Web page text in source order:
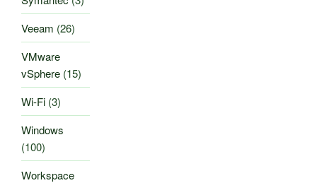
Veeam (26)
VMware
vSphere (15)
Wi-Fi (3)
Windows
(100)
Workspace